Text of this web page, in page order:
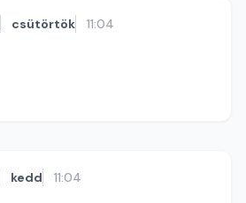
csütörtök 11:04
kedd 11:04